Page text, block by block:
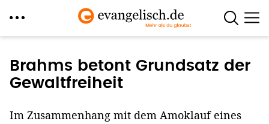
zum
Inhalt
Brahms betont Grundsatz der
Gewaltfreiheit
Im Zusammenhang mit dem Amoklauf eines